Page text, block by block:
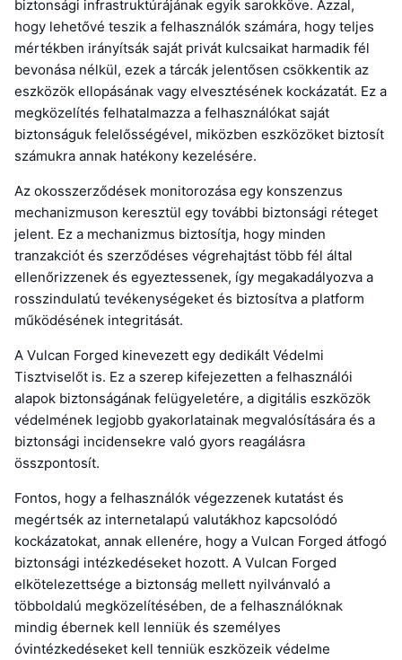
biztonsági infrastruktúrájának egyik sarokköve. Azzal,
hogy lehetővé teszik a felhasználók számára, hogy teljes
mértékben irányítsák saját privát kulcsaikat harmadik fél
bevonása nélkül, ezek a tárcák jelentősen csökkentik az
eszközök ellopásának vagy elvesztésének kockázatát. Ez a
megközelítés felhatalmazza a felhasználókat saját
biztonságuk felelősségével, miközben eszközöket biztosít
számukra annak hatékony kezelésére.
Az okosszerződések monitorozása egy konszenzus
mechanizmuson keresztül egy további biztonsági réteget
jelent. Ez a mechanizmus biztosítja, hogy minden
tranzakciót és szerződéses végrehajtást több fél által
ellenőrizzenek és egyeztessenek, így megakadályozva a
rosszindulatú tevékenységeket és biztosítva a platform
működésének integritását.
A Vulcan Forged kinevezett egy dedikált Védelmi
Tisztviselőt is. Ez a szerep kifejezetten a felhasználói
alapok biztonságának felügyeletére, a digitális eszközök
védelmének legjobb gyakorlatainak megvalósítására és a
biztonsági incidensekre való gyors reagálásra
összpontosít.
Fontos, hogy a felhasználók végezzenek kutatást és
megértsék az internetalapú valutákhoz kapcsolódó
kockázatokat, annak ellenére, hogy a Vulcan Forged átfogó
biztonsági intézkedéseket hozott. A Vulcan Forged
elkötelezettsége a biztonság mellett nyilvánvaló a
többoldalú megközelítésében, de a felhasználóknak
mindig ébernek kell lenniük és személyes
óvintézkedéseket kell tenniük eszközeik védelme